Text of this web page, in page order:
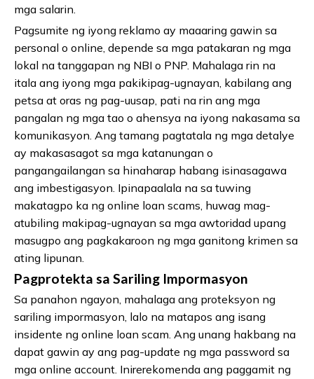
mga salarin.
Pagsumite ng iyong reklamo ay maaaring gawin sa
personal o online, depende sa mga patakaran ng mga
lokal na tanggapan ng NBI o PNP. Mahalaga rin na
itala ang iyong mga pakikipag-ugnayan, kabilang ang
petsa at oras ng pag-uusap, pati na rin ang mga
pangalan ng mga tao o ahensya na iyong nakasama sa
komunikasyon. Ang tamang pagtatala ng mga detalye
ay makasasagot sa mga katanungan o
pangangailangan sa hinaharap habang isinasagawa
ang imbestigasyon. Ipinapaalala na sa tuwing
makatagpo ka ng online loan scams, huwag mag-
atubiling makipag-ugnayan sa mga awtoridad upang
masugpo ang pagkakaroon ng mga ganitong krimen sa
ating lipunan.
Pagprotekta sa Sariling Impormasyon
Sa panahon ngayon, mahalaga ang proteksyon ng
sariling impormasyon, lalo na matapos ang isang
insidente ng online loan scam. Ang unang hakbang na
dapat gawin ay ang pag-update ng mga password sa
mga online account. Inirerekomenda ang paggamit ng